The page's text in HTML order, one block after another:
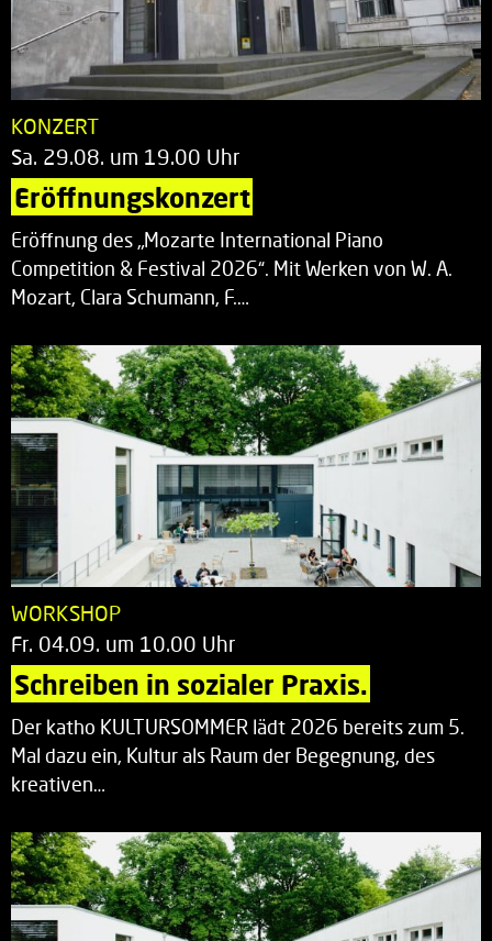
KONZERT
Sa. 29.08. um 19.00 Uhr
Eröffnungskonzert
Eröffnung des „Mozarte International Piano
Competition & Festival 2026“. Mit Werken von W. A.
Mozart, Clara Schumann, F.…
WORKSHOP
Fr. 04.09. um 10.00 Uhr
Schreiben in sozialer Praxis.
Der katho KULTURSOMMER lädt 2026 bereits zum 5.
Mal dazu ein, Kultur als Raum der Begegnung, des
kreativen…